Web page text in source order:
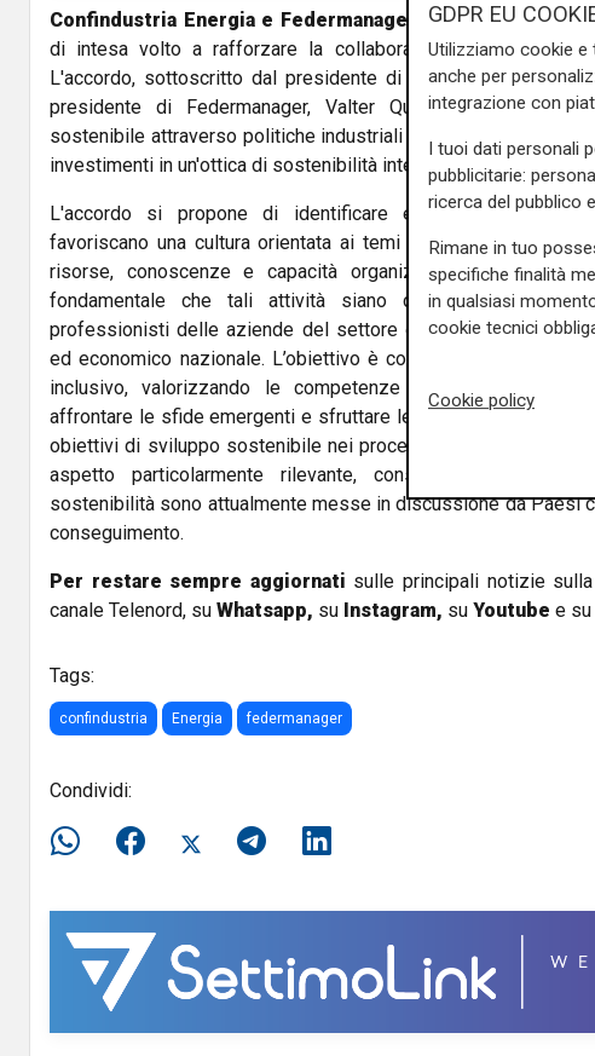
Confindustria Energia e Federmanage r hanno
di intesa volto a rafforzare la collaborazione in ambito
L'accordo, sottoscritto dal presidente di Confindustria
presidente di Federmanager, Valter Quercioli, mira a
sostenibile attraverso politiche industriali che valorizzino
investimenti in un'ottica di sostenibilità integrata.
L'accordo si propone di identificare e supportare
favoriscano una cultura orientata ai temi industriali,
risorse, conoscenze e capacità organizzative. Le due
fondamentale che tali attività siano destinate a
professionisti delle aziende del settore energetico e
ed economico nazionale. L’obiettivo è contribuire a un
inclusivo, valorizzando le competenze attuali e
affrontare le sfide emergenti e sfruttare le opportunità legate al
obiettivi di sviluppo sostenibile nei processi produttivi e nei
aspetto particolarmente rilevante, considerando che le
sostenibilità sono attualmente messe in discussione da Paesi
conseguimento.
Per restare sempre aggiornati sulle principali notizie
canale Telenord, su Whatsapp, su Instagram, su Youtube e su
Tags:
confindustria Energia federmanager
Condividi:
GDPR EU
Utilizziamo cookie e
anche per
integrazione con
I tuoi dati personali
pubblicitarie:
ricerca del pubblico
Rimane in tuo
specifiche finalità
in qualsiasi
cookie tecnici
Cookie policy